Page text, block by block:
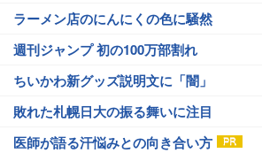
ラーメン店のにんにくの色に騒然
週刊ジャンプ 初の100万部割れ
ちいかわ新グッズ説明文に「闇」
敗れた札幌日大の振る舞いに注目
医師が語る汗悩みとの向き合い方